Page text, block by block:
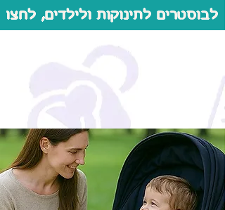
לבוסטרים לתינוקות ולילדים, לחצו